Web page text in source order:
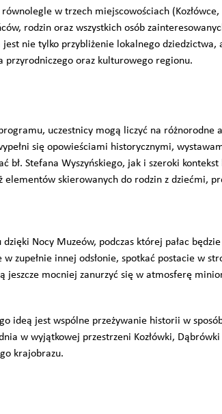
w trzech miejscowościach
rodzin oraz wszystkich osób
nie tylko przybliżenie lokalnego
przyrodniczego oraz kulturowego regionu.
uczestnicy mogą liczyć na różnorodne
się opowieściami historycznymi,
Stefana Wyszyńskiego, jak i szeroki
skierowanych do rodzin z dziećmi,
Nocy Muzeów, podczas której pałac
zupełnie innej odsłonie, spotkać postacie w
mocniej zanurzyć się w atmosferę
ideą jest wspólne przeżywanie historii w
w wyjątkowej przestrzeni Kozłówki,
krajobrazu.